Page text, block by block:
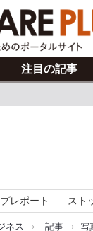
注目の記事
レポート スト
ネス › 記事 › 写